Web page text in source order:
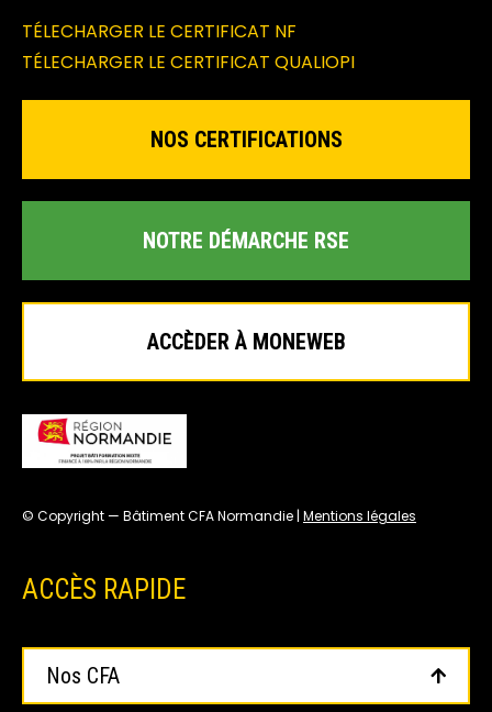
TÉLECHARGER LE CERTIFICAT NF
TÉLECHARGER LE CERTIFICAT QUALIOPI
NOS CERTIFICATIONS
NOTRE DÉMARCHE RSE
ACCÈDER À MONEWEB
© Copyright — Bâtiment CFA Normandie | Mentions légales
ACCÈS RAPIDE
Nos CFA